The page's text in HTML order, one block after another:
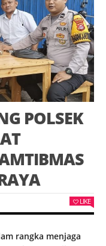
POLSEK
LIKE
rangka menjaga